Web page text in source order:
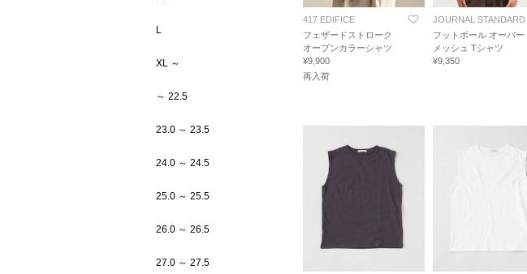
L
XL ～
～ 22.5
23.0 ～ 23.5
24.0 ～ 24.5
25.0 ～ 25.5
26.0 ～ 26.5
27.0 ～ 27.5
417 EDIFICE
フェザードストローク
オープンカラーシャツ
¥9,900
再入荷
JOURNAL STANDARD
フットボール オーバー
メッシュ Tシャツ
¥9,350